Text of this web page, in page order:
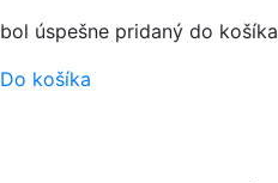
bol úspešne pridaný do košíka
Do košíka